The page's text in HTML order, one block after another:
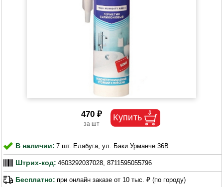
470 ₽
В наличии: 7 шт. Елабуга, ул. Баки Урманче 36В
Штрих-код: 4603292037028, 8711595055796
Бесплатно: при онлайн заказе от 10 тыс. ₽ (по городу)